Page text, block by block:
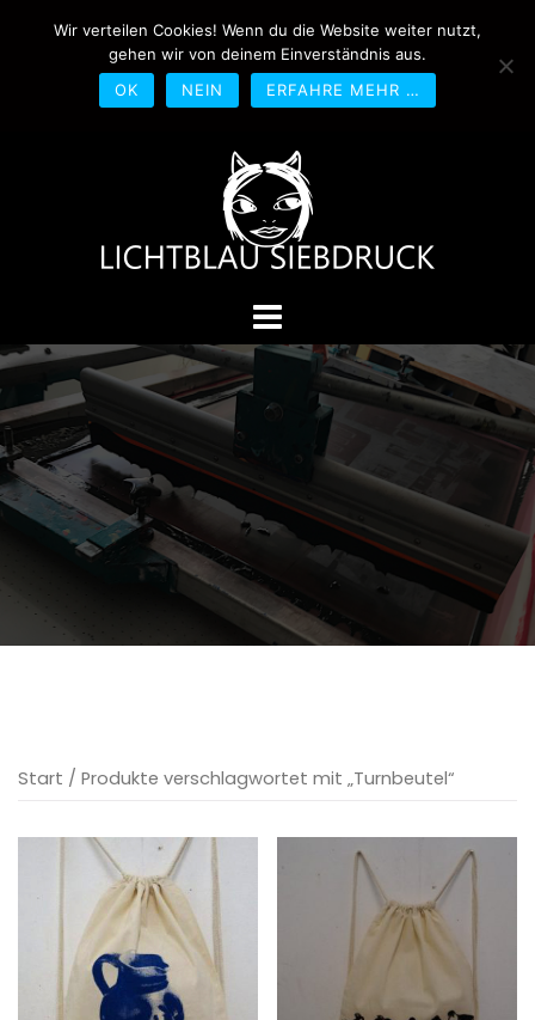
0170-4800361
drucken@lichtblau-
siebdruck.de
Schwedlerstraße 1 - 5 60314
Frankfurt
Start / Produkte verschlagwortet mit „Turnbeutel“
Wir verteilen Cookies! Wenn du die Website weiter nutzt,
gehen wir von deinem Einverständnis aus.
OK
NEIN ERFAHRE MEHR …